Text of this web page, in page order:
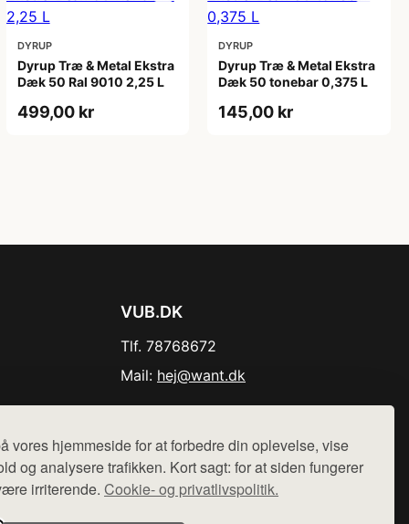
vores hjemmeside for at forbedre din oplevelse, vise
og analysere trafikken. Kort sagt: for at siden fungerer
irriterende. Cookie- og privatlivspolitik.
DYRUP
Dyrup Træ & Metal Ekstra
Dæk 50 Ral 9010 2,25 L
499,00 kr
DYRUP
Dyrup Træ & Metal Ekstra
Dæk 50 tonebar 0,375 L
145,00 kr
VUB.DK
Tlf. 78768672
Mail: hej@want.dk
sælges ikke varer fra denne side - vi henviser til de shops,